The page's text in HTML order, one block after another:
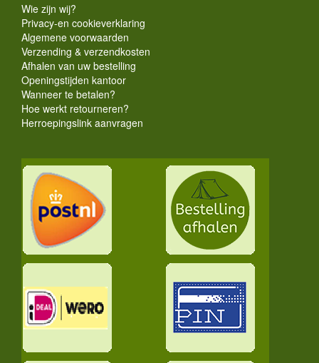
Wie zijn wij?
Privacy-en cookieverklaring
Algemene voorwaarden
Verzending & verzendkosten
Afhalen van uw bestelling
Openingstijden kantoor
Wanneer te betalen?
Hoe werkt retourneren?
Herroepingslink aanvragen